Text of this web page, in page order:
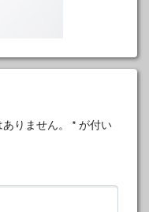
りません。 * が付い